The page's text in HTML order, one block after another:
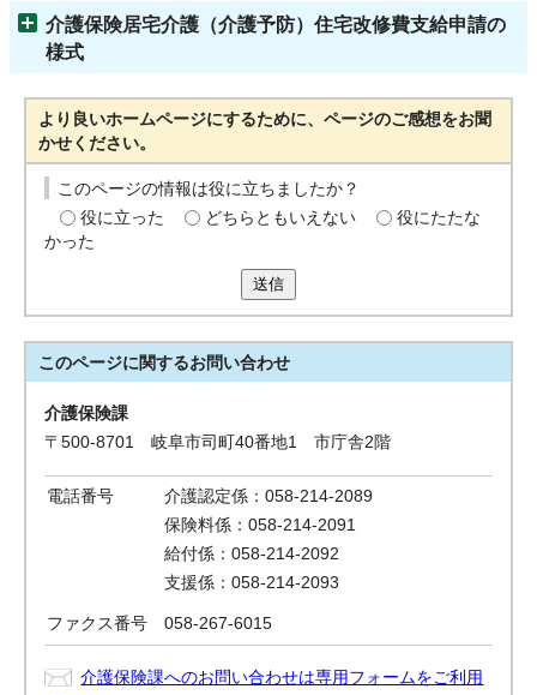
介護保険居宅介護（介護予防）住宅改修費支給申請の
様式
より良いホームページにするために、ページのご感想をお聞
かせください。
このページの情報は役に立ちましたか？
役に立った
どちらともいえない
役にたたな
かった
送信
このページに関するお問い合わせ
介護保険課
〒500-8701 岐阜市司町40番地1 市庁舎2階
電話番号
介護認定係：058-214-2089
保険料係：058-214-2091
給付係：058-214-2092
支援係：058-214-2093
ファクス番号 058-267-6015
介護保険課へのお問い合わせは専用フォームをご利用